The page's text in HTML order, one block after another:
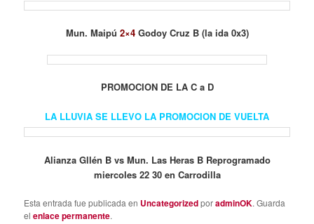
Mun. Maipú 2×4Godoy Cruz B (la ida 0x3)
PROMOCION DE LA C a D
LA LLUVIA SE LLEVO LA PROMOCION DE VUELTA
Alianza Gllén B vs Mun. Las Heras B Reprogramado
miercoles 22 30 en Carrodilla
Esta entrada fue publicada en UncategorizedporadminOK. Guarda
elenlace permanente.